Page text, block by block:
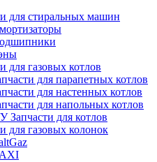
для стиральных машин
для газовых котлов
для парапетных котлов
для настенных котлов
для напольных котлов
Запчасти для котлов
для газовых колонок